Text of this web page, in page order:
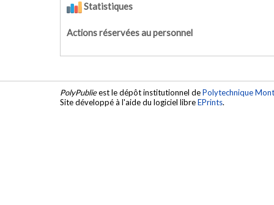
Statistiques
Actions réservées au personnel
PolyPublieest le dépôt institutionnel dePolytechnique
Site développé à l'aide du logiciel libreEPrints.